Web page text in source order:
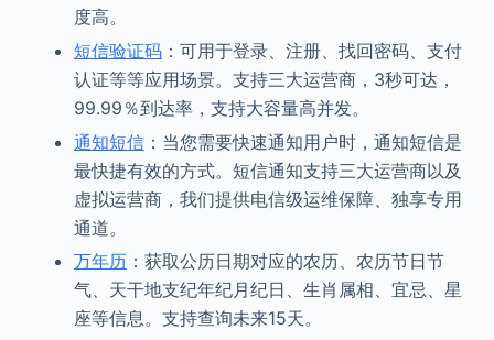
度高。
短信验证码：可用于登录、注册、找回密码、支付
认证等等应用场景。支持三大运营商，3秒可达，
99.99％到达率，支持大容量高并发。
通知短信：当您需要快速通知用户时，通知短信是
最快捷有效的方式。短信通知支持三大运营商以及
虚拟运营商，我们提供电信级运维保障、独享专用
通道。
万年历：获取公历日期对应的农历、农历节日节
气、天干地支纪年纪月纪日、生肖属相、宜忌、星
座等信息。支持查询未来15天。